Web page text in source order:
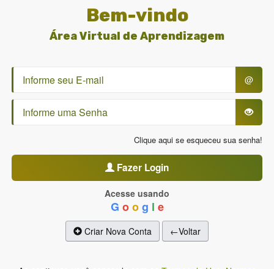
Bem-vindo
Área Virtual de Aprendizagem
@
Clique aqui se esqueceu sua senha!
Fazer Login
Acesse usando
G o o g l e
Criar Nova Conta ←Voltar